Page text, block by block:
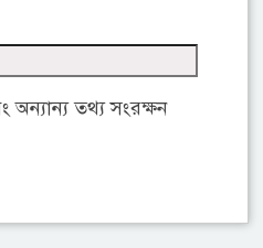
তথ্য সংরক্ষন